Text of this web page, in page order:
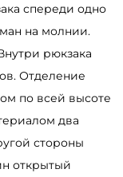
спереди одно
на молнии.
рюкзака
Отделение
по всей высоте
два
стороны
открытый